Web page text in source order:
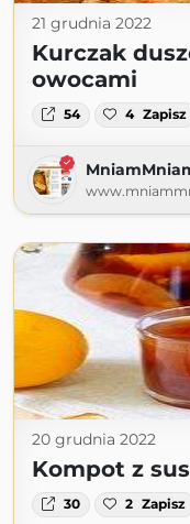
21 grudnia 2022
Kurczak
owocami
54 4 Zapisz
20 grudnia 2022
Kompot z
30 2 Zapisz